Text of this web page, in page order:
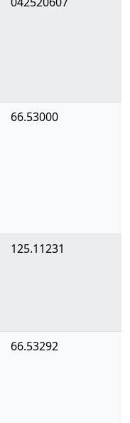
66.53000
125.11231
66.53292